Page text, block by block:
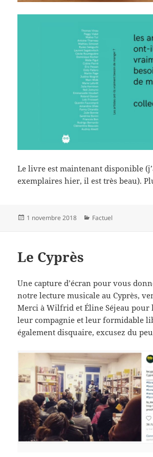
Le livre est maintenant disponible
exemplaires hier, il est très beau).
Publié
1 novembre 2018 Catégories
Factuel
Le Cyprès
Une capture d’écran pour vous
notre lecture musicale au Cyprès,
Merci à Wilfrid et Éline Séjeau pour
leur compagnie et leur formidable
également disquaire, excusez du